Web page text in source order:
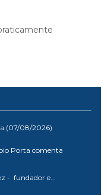
(07/08/2026)
Porta comenta
- fundador e...